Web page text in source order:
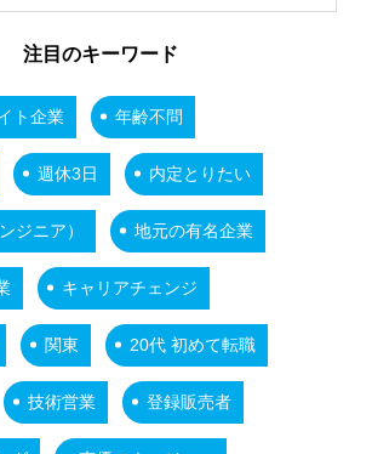
注目のキーワード
ト企業 年齢不問
週休3日 内定とりたい
ジニア） 地元の有名企業
キャリアチェンジ
関東 20代 初めて転職
技術営業 登録販売者